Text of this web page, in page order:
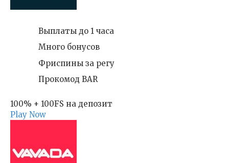
Выплаты до 1 часа
Много бонусов
Фриспины за регу
Прокомод BAR
100% + 100FS на депозит
Play Now